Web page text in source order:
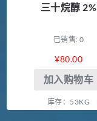
三十烷醇 2%
已销售: 0
¥80.00
加入购物车
库存：53KG